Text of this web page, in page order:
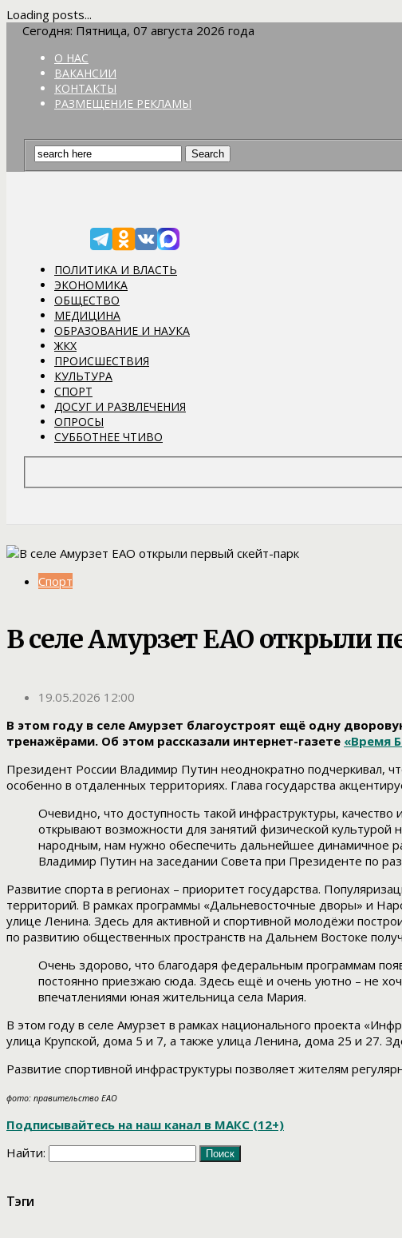
Loading posts...
Сегодня: Пятница, 07 августа 2026 года
О НАС
ВАКАНСИИ
КОНТАКТЫ
РАЗМЕЩЕНИЕ РЕКЛАМЫ
ПОЛИТИКА И ВЛАСТЬ
ЭКОНОМИКА
ОБЩЕСТВО
МЕДИЦИНА
ОБРАЗОВАНИЕ И НАУКА
ЖКХ
ПРОИСШЕСТВИЯ
КУЛЬТУРА
СПОРТ
ДОСУГ И РАЗВЛЕЧЕНИЯ
ОПРОСЫ
СУББОТНЕЕ ЧТИВО
Спорт
В селе Амурзет ЕАО открыли
19.05.2026 12:00
В этом году в селе Амурзет благоустроят ещё одну
тренажёрами. Об этом рассказали интернет-газете «Время
Президент России Владимир Путин неоднократно подчеркивал,
особенно в отдаленных территориях. Глава государства
Очевидно, что доступность такой инфраструктуры,
открывают возможности для занятий физической
народным, нам нужно обеспечить дальнейшее динамичное
Владимир Путин на заседании Совета при Президенте по
Развитие спорта в регионах – приоритет государства.
территорий. В рамках программы «Дальневосточные дворы» и
улице Ленина. Здесь для активной и спортивной молодёжи
по развитию общественных пространств на Дальнем Востоке
Очень здорово, что благодаря федеральным программам
постоянно приезжаю сюда. Здесь ещё и очень уютно – не
впечатлениями юная жительница села Мария.
В этом году в селе Амурзет в рамках национального проекта
улица Крупской, дома 5 и 7, а также улица Ленина, дома 25 и 27.
Развитие спортивной инфраструктуры позволяет жителям
фото: правительство ЕАО
Подписывайтесь на наш канал в МАКС (12+)
Найти:
Тэги